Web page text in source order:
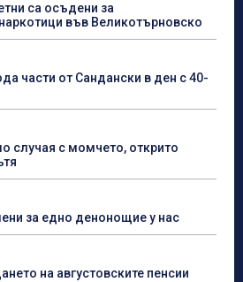
са осъдени за
във Великотърновско
части от Сандански в ден с 40-
случая с момчето, открито
за едно денонощие у нас
на августовските пенсии